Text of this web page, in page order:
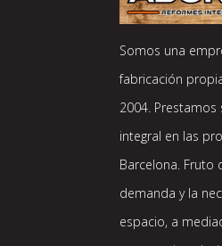
Somos una
fabricación
2004.
integral en las
Barcelona. Fruto
demanda y la
espacio, a